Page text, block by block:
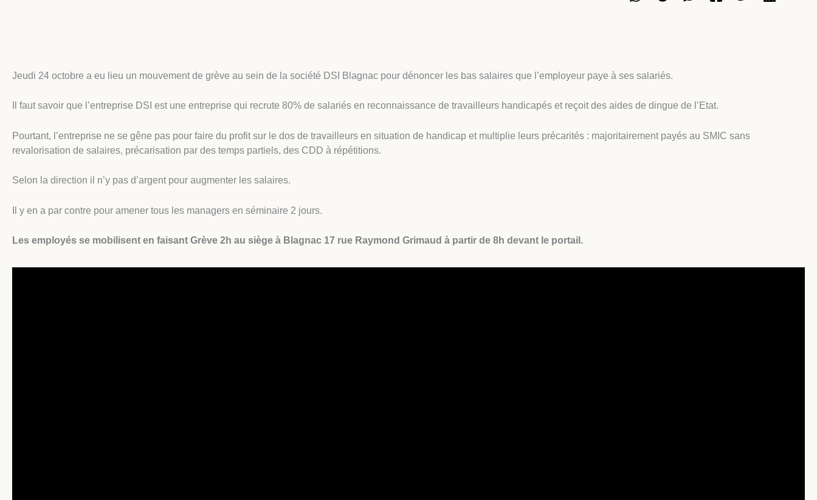
Jeudi 24 octobre a eu lieu un mouvement de grève au sein de la société DSI Blagnac pour dénoncer les bas salaires que l’employeur paye à ses salariés.
Il faut savoir que l’entreprise DSI est une entreprise qui recrute 80% de salariés en reconnaissance de travailleurs handicapés et reçoit des aides de dingue de l’Etat.
Pourtant, l’entreprise ne se gêne pas pour faire du profit sur le dos de travailleurs en situation de handicap et multiplie leurs précarités : majoritairement payés au SMIC sans
revalorisation de salaires, précarisation par des temps partiels, des CDD à répétitions.
Selon la direction il n’y pas d’argent pour augmenter les salaires.
Il y en a par contre pour amener tous les managers en séminaire 2 jours.
Les employés se mobilisent en faisant Grève 2h au siège à Blagnac 17 rue Raymond Grimaud à partir de 8h devant le portail.